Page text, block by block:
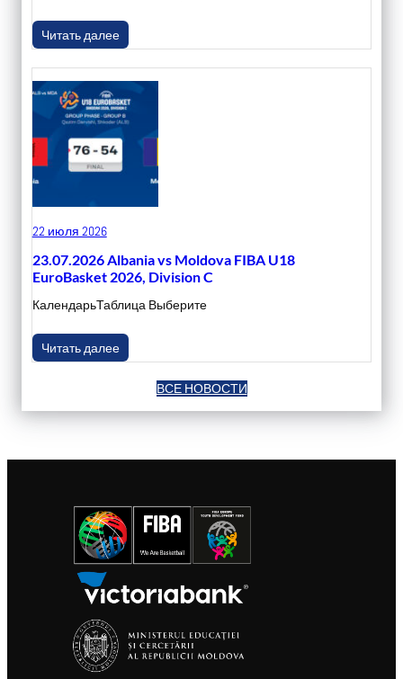
Читать далее
22 июля 2026
23.07.2026 Albania vs Moldova FIBA U18
EuroBasket 2026, Division C
КалендарьТаблица Выберите
Читать далее
ВСЕ НОВОСТИ